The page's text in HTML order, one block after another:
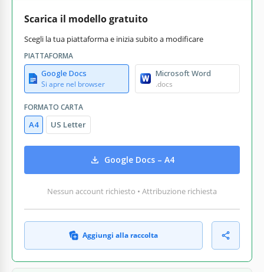
Scarica il modello gratuito
Scegli la tua piattaforma e inizia subito a modificare
PIATTAFORMA
Google Docs
Si apre nel browser
Microsoft Word
.docs
FORMATO CARTA
A4 US Letter
Google Docs – A4
Nessun account richiesto • Attribuzione richiesta
Aggiungi alla raccolta